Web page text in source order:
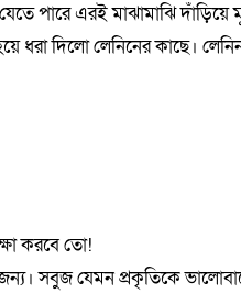
পারে এরই মাঝামাঝি দাঁড়িয়ে
ধরা দিলো লেনিনের কাছে।
করবে তো!
সবুজ যেমন প্রকৃতিকে